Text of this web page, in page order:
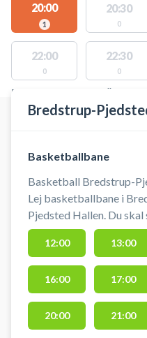
20:00
1
20:30
0
22:00
0
22:30
0
PLATSER MED
Bredstrup-
Basketballbane
Basketball Bredstrup-
Lej basketballbane i
Pjedsted Hallen. Du skal
medbringe bold. Book
basketbane og spil
Bredstrup i hallen ved
uden for Fredericia.
12:00 13:00
16:00 17:00
20:00 21:00